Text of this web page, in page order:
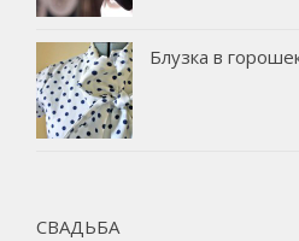
Блузка в
СВАДЬБА